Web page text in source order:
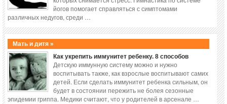
йогов помогает справляться с симптомами
различных недугов, среди …
Мать и дитя »
Как укрепить иммунитет ребенку. 8 способов
Детскую иммунную систему можно и нужно
воспитывать также, как взрослые воспитывают самих
детей. Если сделать иммунитет ребенка сильным, он
будет в состоянии пережить не болея сезонные
эпидемии гриппа. Медики считают, что у родителей в арсенале …